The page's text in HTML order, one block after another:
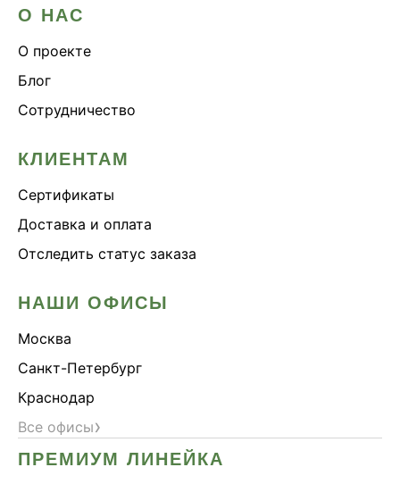
О НАС
О проекте
Блог
Сотрудничество
КЛИЕНТАМ
Сертификаты
Доставка и оплата
Отследить статус заказа
НАШИ ОФИСЫ
Москва
Санкт-Петербург
Краснодар
Все офисы›
ПРЕМИУМ ЛИНЕЙКА